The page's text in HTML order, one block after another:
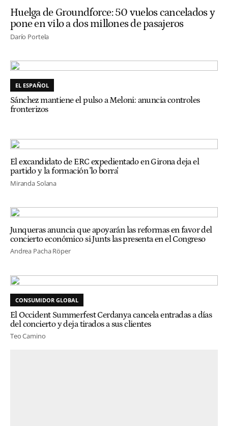
Huelga de Groundforce: 50 vuelos cancelados y
pone en vilo a dos millones de pasajeros
Darío Portela
EL ESPAÑOL
Sánchez mantiene el pulso a Meloni: anuncia controles
fronterizos
El excandidato de ERC expedientado en Girona deja el
partido y la formación 'lo borra'
Miranda Solana
Junqueras anuncia que apoyarán las reformas en favor del
concierto económico si Junts las presenta en el Congreso
Andrea Pacha Röper
CONSUMIDOR GLOBAL
El Occident Summerfest Cerdanya cancela entradas a días
del concierto y deja tirados a sus clientes
Teo Camino